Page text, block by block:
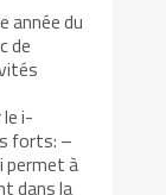
année du
de
i-
forts: –
permet à
dans la